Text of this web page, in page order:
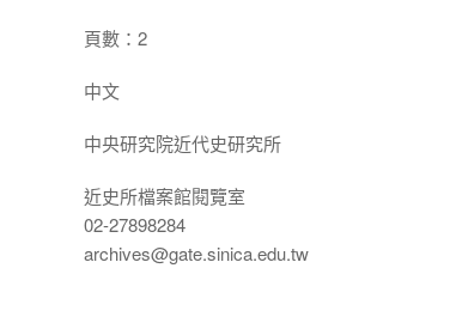
頁數：2
中文
中央研究院近代史研究所
近史所檔案館閱覽室
02-27898284
archives@gate.sinica.edu.tw